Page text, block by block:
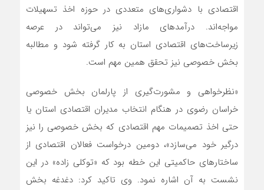
اقتصادی با دشواری‌های متعددی در حوزه اخذ تسهیلات
مواجه‌اند. درآمدهای مازاد نیز می‌تواند در عرصه
زیرساخت‌های اقتصادی استان به کار گرفته شود و مطالبه
بخش خصوصی نیز تحقق همین مهم است.
«نظرخواهی و مشورت‌گیری از پارلمان بخش خصوصی
خراسان رضوی در هنگام انتخاب مدیران اقتصادی استان یا
حتی اخذ تصمیمات مهم اقتصادی که بخش خصوصی را نیز
درگیر خود می‌سازد»، دومین درخواست فعالان اقتصادی از
ساختارهای حاکمیتی این خطه بود که «توکلی زاده» در این
نشست به آن اشاره نمود. وی تاکید کرد: دغدغه بخش